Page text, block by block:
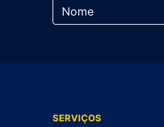
SERVIÇOS